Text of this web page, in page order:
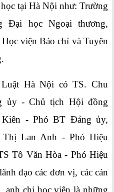
tại Hà Nội như: Trường
Đại học Ngoại thương,
viện Báo chí và Tuyên
Hà Nội có TS. Chu
ủy - Chủ tịch Hội đồng
- Phó BT Đảng ủy,
Thị Lan Anh - Phó Hiệu
Tô Văn Hòa - Phó Hiệu
đạo các đơn vị, các cán
anh chị học viên là những